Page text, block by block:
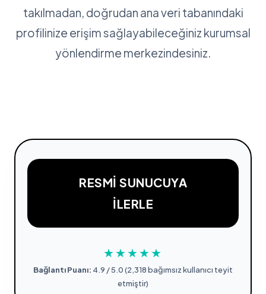
takılmadan, doğrudan ana veri tabanındaki
profilinize erişim sağlayabileceğiniz kurumsal
yönlendirme merkezindesiniz.
RESMI SUNUCUYA
İLERLE
★★★★★
Bağlantı Puanı: 4.9 / 5.0 (2,318 bağımsız kullanıcı teyit
etmiştir)